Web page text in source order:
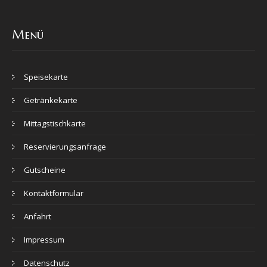
Menü
Speisekarte
Getränkekarte
Mittagstischkarte
Reservierungsanfrage
Gutscheine
Kontaktformular
Anfahrt
Impressum
Datenschutz